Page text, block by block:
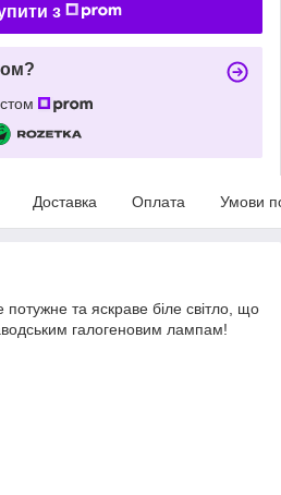
з
Доставка Оплата Умови
потужне та яскраве біле світло, що
галогеновим лампам!